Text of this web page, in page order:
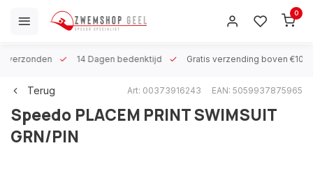
0
verzonden 14 Dagen bedenktijd Gratis verzending boven €100
Terug Art: 00373916243 EAN: 5059937875965
Speedo PLACEM PRINT SWIMSUIT
GRN/PIN